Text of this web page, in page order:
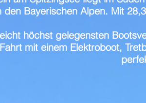
den Bayerischen Alpen. Mit
höchst gelegensten
mit einem Elektroboot,